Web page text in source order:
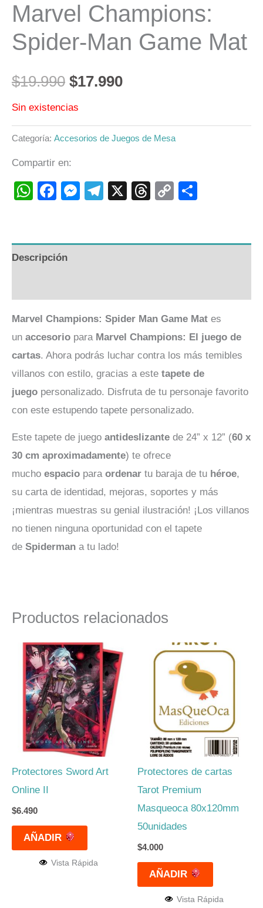
Marvel Champions:
Spider-Man Game Mat
$19.990 $17.990
Sin existencias
Categoría: Accesorios de Juegos de Mesa
Compartir en:
WhatsApp
Facebook
Messenger
Telegram
X Threads
Copy
Descripción
Marvel Champions: Spider Man Game Mat es
un accesorio para Marvel Champions: El juego de
cartas. Ahora podrás luchar contra los más temibles
villanos con estilo, gracias a este tapete de
juego personalizado. Disfruta de tu personaje favorito
con este estupendo tapete personalizado.
Este tapete de juego antideslizante de 24” x 12” (60 x
30 cm aproximadamente) te ofrece
mucho espacio para ordenar tu baraja de tu héroe,
su carta de identidad, mejoras, soportes y más
¡mientras muestras su genial ilustración! ¡Los villanos
no tienen ninguna oportunidad con el tapete
de Spiderman a tu lado!
Productos relacionados
Protectores Sword Art
Online II
$6.490
AÑADIR
Vista Rápida
Protectores de cartas
Tarot Premium
Masqueoca 80x120mm
50unidades
$4.000
AÑADIR
Vista Rápida